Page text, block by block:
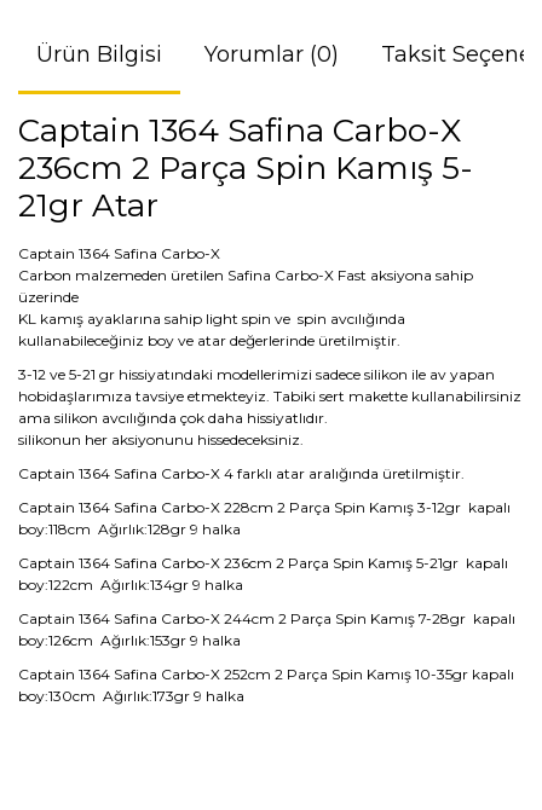
Ürün Bilgisi Yorumlar (0) Taksit
Captain 1364 Safina Carbo-X
236cm 2 Parça Spin Kamış 5-
21gr Atar
Captain 1364 Safina Carbo-X
Carbon malzemeden üretilen Safina Carbo-X Fast aksiyona sahip
üzerinde
KL kamış ayaklarına sahip light spin ve spin avcılığında
kullanabileceğiniz boy ve atar değerlerinde üretilmiştir.
3-12 ve 5-21 gr hissiyatındaki modellerimizi sadece silikon ile av yapan
hobidaşlarımıza tavsiye etmekteyiz. Tabiki sert makette kullanabilirsiniz
ama silikon avcılığında çok daha hissiyatlıdır.
silikonun her aksiyonunu hissedeceksiniz.
Captain 1364 Safina Carbo-X 4 farklı atar aralığında üretilmiştir.
Captain 1364 Safina Carbo-X 228cm 2 Parça Spin Kamış 3-12gr kapalı
boy:118cm Ağırlık:128gr 9 halka
Captain 1364 Safina Carbo-X 236cm 2 Parça Spin Kamış 5-21gr kapalı
boy:122cm Ağırlık:134gr 9 halka
Captain 1364 Safina Carbo-X 244cm 2 Parça Spin Kamış 7-28gr kapalı
boy:126cm Ağırlık:153gr 9 halka
Captain 1364 Safina Carbo-X 252cm 2 Parça Spin Kamış 10-35gr kapalı
boy:130cm Ağırlık:173gr 9 halka